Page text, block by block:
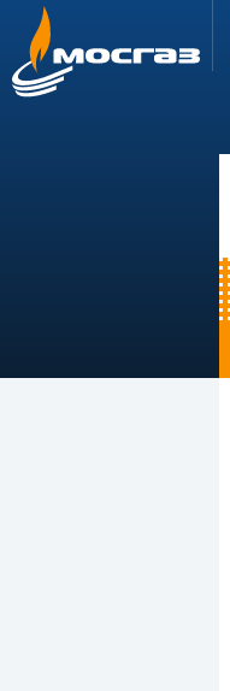
ГОРЯЧАЯ ЛИНИЯ
8 800 700 71 04